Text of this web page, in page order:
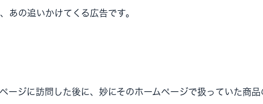
あの追いかけてくる広告です。
ージに訪問した後に、妙にそのホームページで扱っていた商品